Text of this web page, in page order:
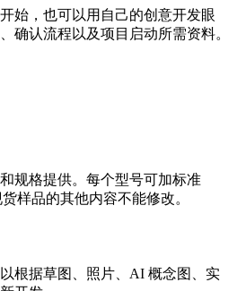
始，也可以用自己的创意开发眼
确认流程以及项目启动所需资料。
规格提供。每个型号可加标准
样品的其他内容不能修改。
根据草图、照片、AI 概念图、实